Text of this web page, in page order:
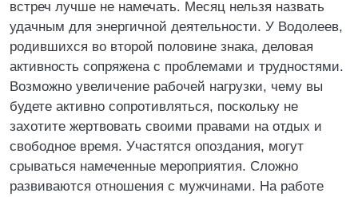
встреч лучше не намечать. Месяц нельзя назвать
удачным для энергичной деятельности. У Водолеев,
родившихся во второй половине знака, деловая
активность сопряжена с проблемами и трудностями.
Возможно увеличение рабочей нагрузки, чему вы
будете активно сопротивляться, поскольку не
захотите жертвовать своими правами на отдых и
свободное время. Участятся опоздания, могут
срываться намеченные мероприятия. Сложно
развиваются отношения с мужчинами. На работе